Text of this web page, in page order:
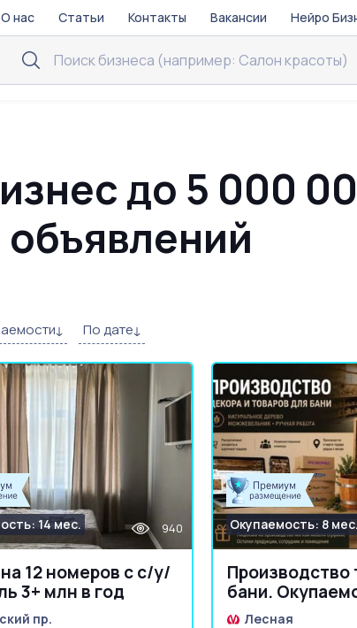
О нас Статьи Контакты Вакансии Нейро
до 5 000
По дате
12 номеров с с/у/
3+ млн в год
14 мес. 940
пр.
Производство
бани.
Окупаемость: 8 мес.
Лесная